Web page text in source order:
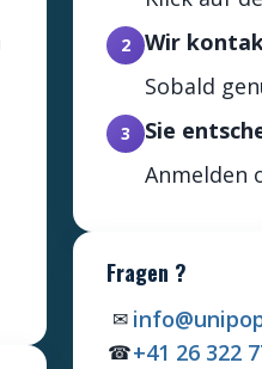
2
Wir
Sobald
3
Sie
Anmelden
Fragen ?
✉
☎+41 26 322